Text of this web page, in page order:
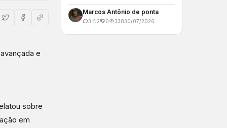
e
sobre
em
Marcos Antônio de ponta
3 2 0 33830/07/2026